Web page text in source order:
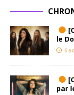
le
6
par